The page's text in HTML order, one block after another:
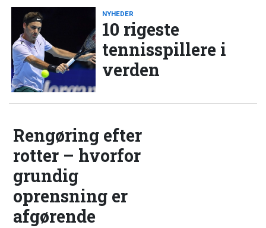
NYHEDER
10 rigeste
tennisspillere i
verden
Rengøring efter
rotter – hvorfor
grundig
oprensning er
afgørende